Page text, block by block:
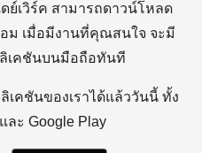
ย์เวิร์ค สามารถดาวน์โหลด
ม เมื่อมีงานที่คุณสนใจ จะมี
เคชันบนมือถือทันที
เคชันของเราได้แล้ววันนี้ ทั้ง
ละ Google Play